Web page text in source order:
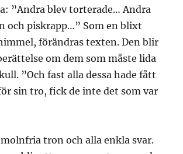
”Andra blev torterade… Andra
och piskrapp…” Som en blixt
förändras texten. Den blir
om dem som måste lida
”Och fast alla dessa hade fått
sin tro, fick de inte det som var
tron och alla enkla svar.